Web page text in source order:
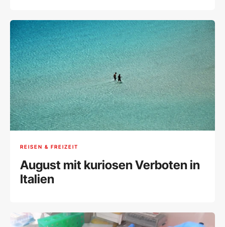
REISEN & FREIZEIT
August mit kuriosen Verboten in
Italien